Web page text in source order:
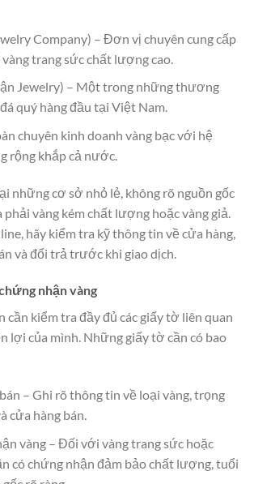
Company) – Đơn vị chuyên cung cấp
trang sức chất lượng cao.
Jewelry) – Một trong những thương
quý hàng đầu tại Việt Nam.
chuyên kinh doanh vàng bạc với hệ
rộng khắp cả nước.
những cơ sở nhỏ lẻ, không rõ nguồn gốc
phải vàng kém chất lượng hoặc vàng giả.
hãy kiểm tra kỹ thông tin về cửa hàng,
và đổi trả trước khi giao dịch.
nhận vàng
cần kiểm tra đầy đủ các giấy tờ liên quan
lợi của mình. Những giấy tờ cần có bao
– Ghi rõ thông tin về loại vàng, trọng
cửa hàng bán.
vàng – Đối với vàng trang sức hoặc
có chứng nhận đảm bảo chất lượng, tuổi